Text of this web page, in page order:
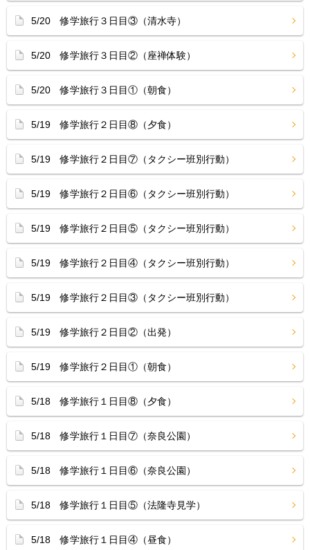
5/20 修学旅行３日目③（清水寺）
5/20 修学旅行３日目②（座禅体験）
5/20 修学旅行３日目①（朝食）
5/19 修学旅行２日目⑧（夕食）
5/19 修学旅行２日目⑦（タクシー班別行動）
5/19 修学旅行２日目⑥（タクシー班別行動）
5/19 修学旅行２日目⑤（タクシー班別行動）
5/19 修学旅行２日目④（タクシー班別行動）
5/19 修学旅行２日目③（タクシー班別行動）
5/19 修学旅行２日目②（出発）
5/19 修学旅行２日目①（朝食）
5/18 修学旅行１日目⑧（夕食）
5/18 修学旅行１日目⑦（奈良公園）
5/18 修学旅行１日目⑥（奈良公園）
5/18 修学旅行１日目⑤（法隆寺見学）
5/18 修学旅行１日目④（昼食）